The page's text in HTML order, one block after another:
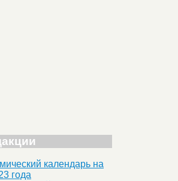
календарь на
года